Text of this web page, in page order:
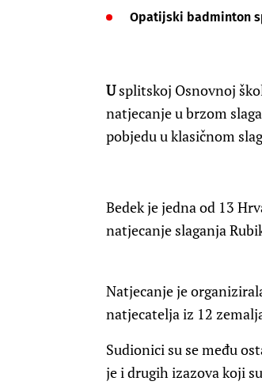
Opatijski badminton
Usplitskoj Osnovnoj
natjecanje u brzom
pobjedu u klasičnom
Bedek je jedna od 13
natjecanje slaganja
Natjecanje je
natjecatelja iz 12
Sudionici su se među
je i drugih izazova koji